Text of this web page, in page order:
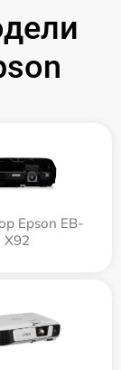
Epson EB-
X92